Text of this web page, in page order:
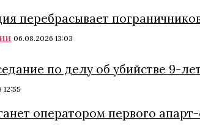
перебрасывает
06.08.2026 13:03
по делу об убийстве 9-
оператором первого